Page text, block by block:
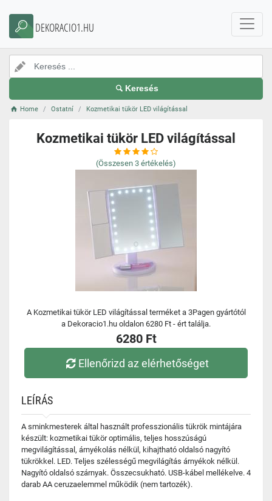
DEKORACIO1.HU
Keresés
Home Ostatní Kozmetikai tükör LED világítással
Kozmetikai tükör LED világítással
(Összesen 3 értékelés)
A Kozmetikai tükör LED világítással terméket a 3Pagen gyártótól
a Dekoracio1.hu oldalon 6280 Ft - ért találja.
6280 Ft
Ellenőrizd az elérhetőséget
LEÍRÁS
A sminkmesterek által használt professzionális tükrök mintájára
készült: kozmetikai tükör optimális, teljes hosszúságú
megvilágítással, árnyékolás nélkül, kihajtható oldalsó nagyító
tükrökkel. LED. Teljes szélességű megvilágítás árnyékok nélkül.
Nagyító oldalsó szárnyak. Összecsukható. USB-kábel mellékelve. 4
darab AA ceruzaelemmel működik (nem tartozék).